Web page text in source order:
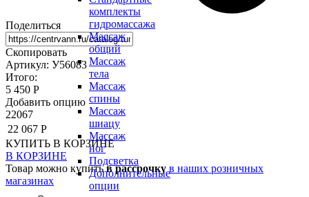
комплекты
гидромассажа
Массаж
общий
Массаж
тела
Массаж
спины
Массаж
шиацу
Массаж
ног
Подсветка
Дополнительные
опции
Поделиться
Скопировать
Артикул: У56083
Итого:
5 450 Р
Добавить опцию
22067
22 067 Р
КУПИТЬ В КОРЗИНЕ
В КОРЗИНЕ
Товар можно купитьв рассрочку в наших розничных
магазинах